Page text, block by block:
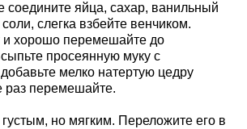
соедините яйца, сахар, ванильный
слегка взбейте венчиком.
и хорошо перемешайте до
просеянную муку с
мелко натертую цедру
раз перемешайте.
густым, но мягким. Переложите его в